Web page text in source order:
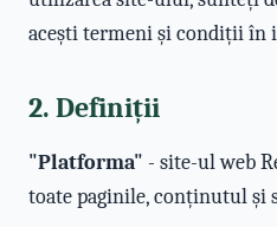
acești termeni și condiții în
2. Definiții
"Platforma" - site-ul web
toate paginile, conținutul și